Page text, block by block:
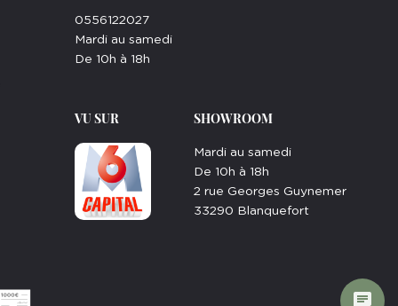
0556122027
Mardi au samedi
De 10h à 18h
VU SUR SHOWROOM
Mardi au samedi
De 10h à 18h
2 rue Georges Guynemer
33290 Blanquefort
chat